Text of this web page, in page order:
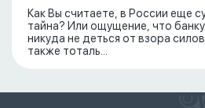
Как Вы считаете, в России еще
тайна? Или ощущение, что
никуда не деться от взора
также тоталь...